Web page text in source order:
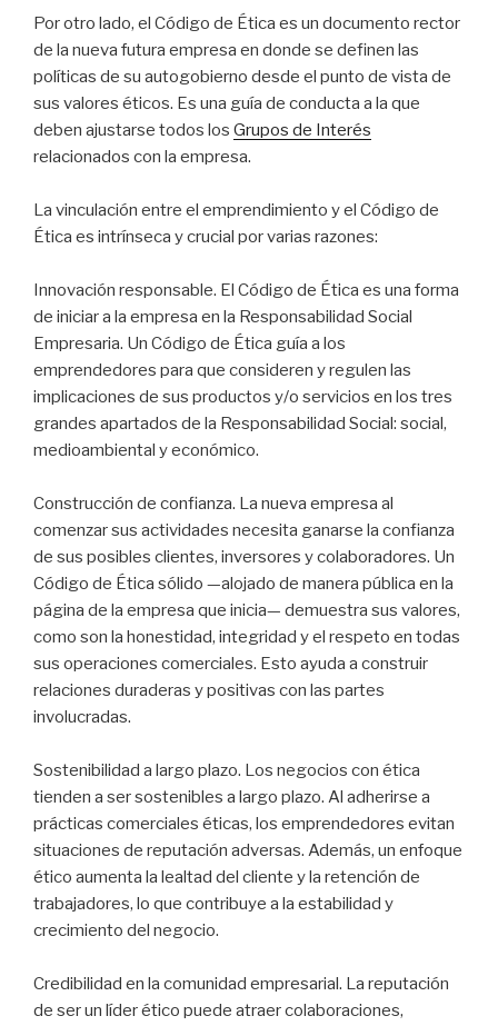
Por otro lado, el Código de Ética es un documento rector
de la nueva futura empresa en donde se definen las
políticas de su autogobierno desde el punto de vista de
sus valores éticos. Es una guía de conducta a la que
deben ajustarse todos los Grupos de Interés
relacionados con la empresa.
La vinculación entre el emprendimiento y el Código de
Ética es intrínseca y crucial por varias razones:
Innovación responsable. El Código de Ética es una forma
de iniciar a la empresa en la Responsabilidad Social
Empresaria. Un Código de Ética guía a los
emprendedores para que consideren y regulen las
implicaciones de sus productos y/o servicios en los tres
grandes apartados de la Responsabilidad Social: social,
medioambiental y económico.
Construcción de confianza. La nueva empresa al
comenzar sus actividades necesita ganarse la confianza
de sus posibles clientes, inversores y colaboradores. Un
Código de Ética sólido —alojado de manera pública en la
página de la empresa que inicia— demuestra sus valores,
como son la honestidad, integridad y el respeto en todas
sus operaciones comerciales. Esto ayuda a construir
relaciones duraderas y positivas con las partes
involucradas.
Sostenibilidad a largo plazo. Los negocios con ética
tienden a ser sostenibles a largo plazo. Al adherirse a
prácticas comerciales éticas, los emprendedores evitan
situaciones de reputación adversas. Además, un enfoque
ético aumenta la lealtad del cliente y la retención de
trabajadores, lo que contribuye a la estabilidad y
crecimiento del negocio.
Credibilidad en la comunidad empresarial. La reputación
de ser un líder ético puede atraer colaboraciones,